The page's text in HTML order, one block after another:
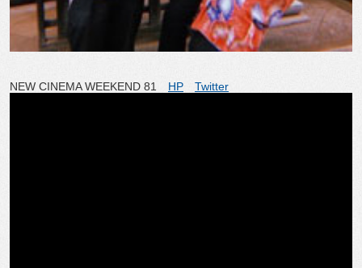
NEW CINEMA WEEKEND 81 HP Twitter